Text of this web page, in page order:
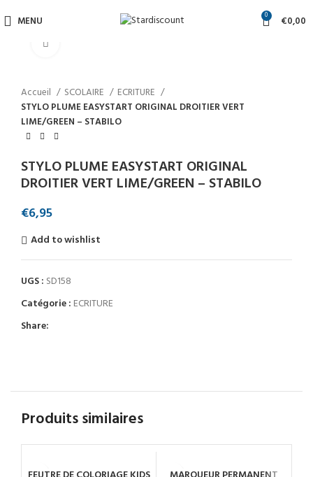
MENU 0 €0,00
Accueil SCOLAIRE
ECRITURE
STYLO PLUME EASYSTART ORIGINAL DROITIER VERT
LIME/GREEN – STABILO
STYLO PLUME EASYSTART ORIGINAL
DROITIER VERT LIME/GREEN – STABILO
€6,95
Add to wishlist
UGS : SD158
Catégorie : ECRITURE
Share:
Produits similaires